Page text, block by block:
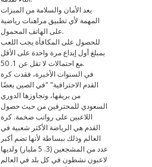
يعد الأمان والسلامة من الميزات
المهمة لأي تطبيق مراهنات رياضية
على الهاتف المحمول.
للحصول على المكافأة يجب اللعب
بمبلغ أول إيداع مرة واحدة على الأقل
مع احتمالات لا تقل عن 1. 50.
في السنوات الأخيرة، فقدت كرة
القدم الاحترافية" "في الصين بعضًا
من بريقها، وتجاوزها الدوري
السعودي للمحترفين من حيث حصول
اللاعبين على رواتب ضخمة. كرة
القدم هي الرياضة الأكثر شعبية في
العالم وذلك ببساطة لأنها تضم أكبر
عدد من المشجعين (3. 5 مليار) ولديها
لاعبون نشطون في كل بلد في العالم